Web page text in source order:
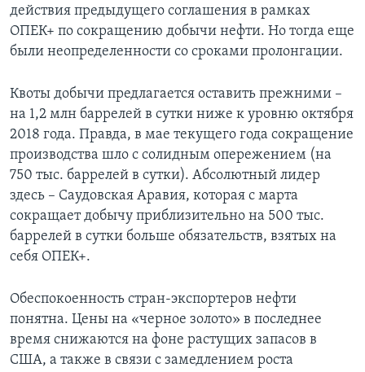
действия предыдущего соглашения в рамках
ОПЕК+ по сокращению добычи нефти. Но тогда еще
были неопределенности со сроками пролонгации.
Квоты добычи предлагается оставить прежними –
на 1,2 млн баррелей в сутки ниже к уровню октября
2018 года. Правда, в мае текущего года сокращение
производства шло с солидным опережением (на
750 тыс. баррелей в сутки). Абсолютный лидер
здесь – Саудовская Аравия, которая с марта
сокращает добычу приблизительно на 500 тыс.
баррелей в сутки больше обязательств, взятых на
себя ОПЕК+.
Обеспокоенность стран-экспортеров нефти
понятна. Цены на «черное золото» в последнее
время снижаются на фоне растущих запасов в
США, а также в связи с замедлением роста